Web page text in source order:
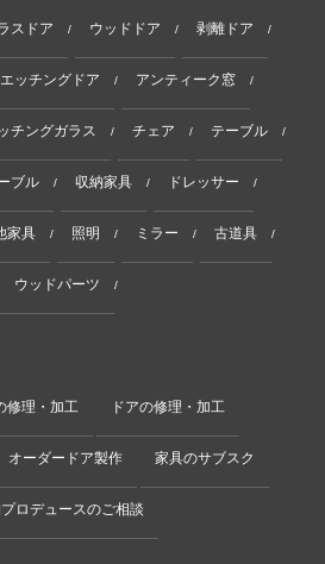
スドア / ウッドドア / 剥離ドア /
エッチングドア / アンティーク窓 /
チングガラス / チェア / テーブル /
ブル / 収納家具 / ドレッサー /
家具 / 照明 / ミラー / 古道具 /
ウッドパーツ /
修理・加工 ドアの修理・加工
オーダードア製作 家具のサブスク
ロデュースのご相談